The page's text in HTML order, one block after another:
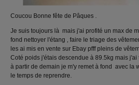
Coucou Bonne fête de Pâques .
Je suis toujours là mais j'ai profité un max de
fond nettoyer l'étang , faire le triage des
les ai mis en vente sur Ebay pfff pleins de
Coté poids j'étais descendue à 89.5kg mais
à partir de demain je m'y remet à fond avec la
le temps de reprendre.